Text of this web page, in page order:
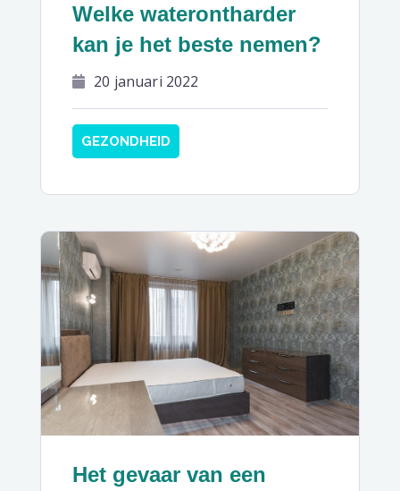
Welke waterontharder
kan je het beste nemen?
20 januari 2022
GEZONDHEID
Het gevaar van een